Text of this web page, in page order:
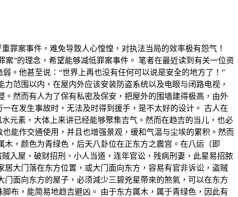
罪案事件，难免导致人心惶惶，对执法当局的效率极有怨气！
”的理念，希望能够减低罪案事件。 笔者在最近读到有关一位资
。他甚至说：“世界上再也没有任何可以说是安全的地方了！”
范围以内，在屋内外应该安装防盗系统以及电眼与闭路电视，
然而有人为了保有私密及保安，把屋外的围墙建得极高，由外
在发生事故时，无法及时得到援手，是不太好的设计。 古人在
元素，大体上来讲已经能够聚集吉气。然而在趋吉的当儿，也必
能作交通使用，并且也增强景观，缓和气温与尘埃的累积。然而
，颜色为青绿色，后天八卦位在正东方之震宫。在八运（即
入屋、破财招刑、小人当道，连年官讼，残病刑妻，此星易招脓
大门落在东方位置，或大门面向东方，容易有官非诉讼，盗贼
面向东方的屋子，必须減少三碧兇星帶來的煞氣，可以在东方
布，能简易地趋吉避凶。 由于东方属木，属于青绿色，因此有